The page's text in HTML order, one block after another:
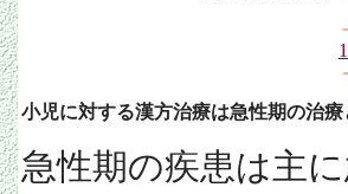
小児に対する漢方治療は急性期の治
急性期の疾患は主